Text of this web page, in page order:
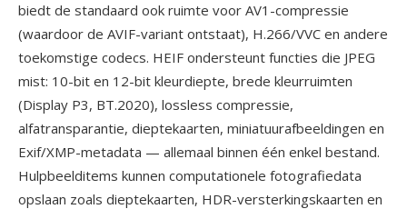
biedt de standaard ook ruimte voor AV1-compressie
(waardoor de AVIF-variant ontstaat), H.266/VVC en andere
toekomstige codecs. HEIF ondersteunt functies die JPEG
mist: 10-bit en 12-bit kleurdiepte, brede kleurruimten
(Display P3, BT.2020), lossless compressie,
alfatransparantie, dieptekaarten, miniatuurafbeeldingen en
Exif/XMP-metadata — allemaal binnen één enkel bestand.
Hulpbeelditems kunnen computationele fotografiedata
opslaan zoals dieptekaarten, HDR-versterkingskaarten en